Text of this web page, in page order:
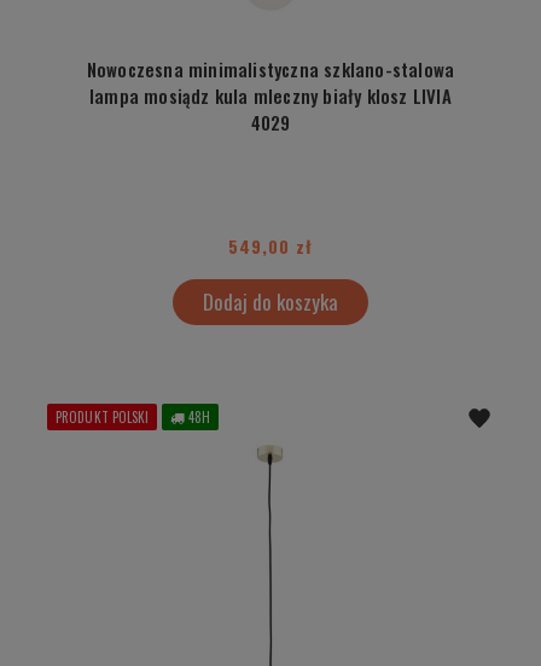
Nowoczesna minimalistyczna szklano-stalowa
lampa mosiądz kula mleczny biały klosz LIVIA
4029
549,00 zł
Dodaj do koszyka
PRODUKT POLSKI 48H